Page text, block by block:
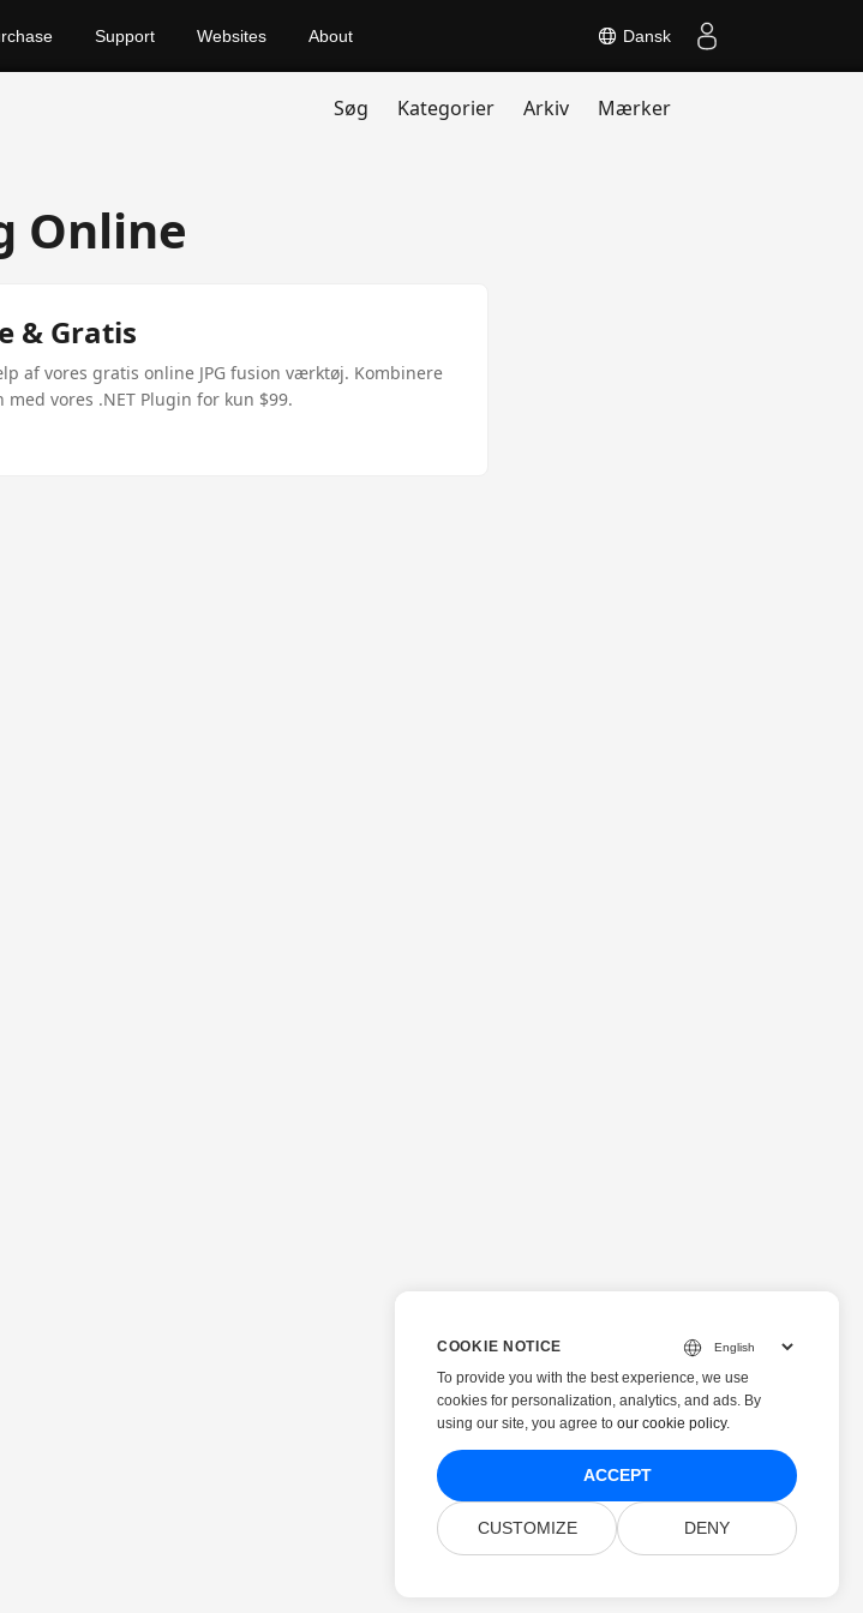
Dansk
Support Websites About
Søg Kategorier Arkiv Mærker
Online
& Gratis
af vores gratis online JPG fusion værktøj. Kombinere
vores .NET Plugin for kun $99.
COOKIE NOTICE
To provide you with the best experience, we use
cookies for personalization, analytics, and ads. By
using our site, you agree to our cookie policy.
ACCEPT
CUSTOMIZE DENY